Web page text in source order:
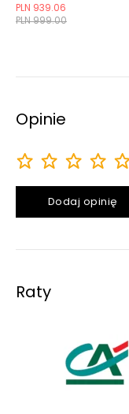
PLN 999.00
PLN 939.06
Opinie
Dodaj opinię
Raty